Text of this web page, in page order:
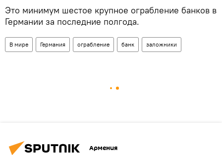
Это минимум шестое крупное ограбление банков в
Германии за последние полгода.
В мире Германия ограбление банк заложники
Армения